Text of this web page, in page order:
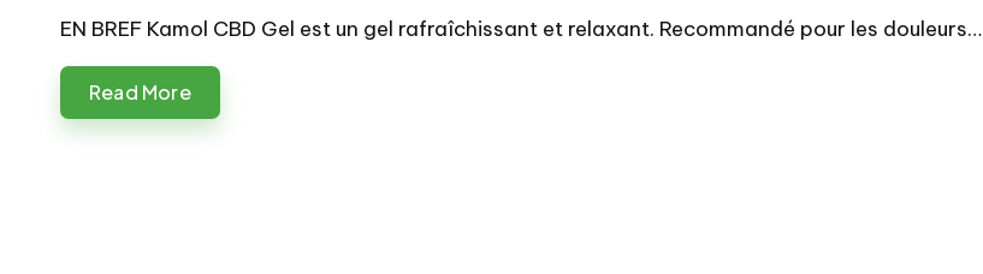
by
EN BREF Kamol CBD Gel est un gel rafraîchissant et relaxant. Recommandé pour les douleurs…
Read More